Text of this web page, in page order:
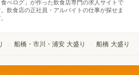
食べログ」が作った飲食店専門の求人サイトで
飲食店の正社員・アルバイトの仕事が探せま
船橋・市川・浦安 大盛り 船橋 大盛り